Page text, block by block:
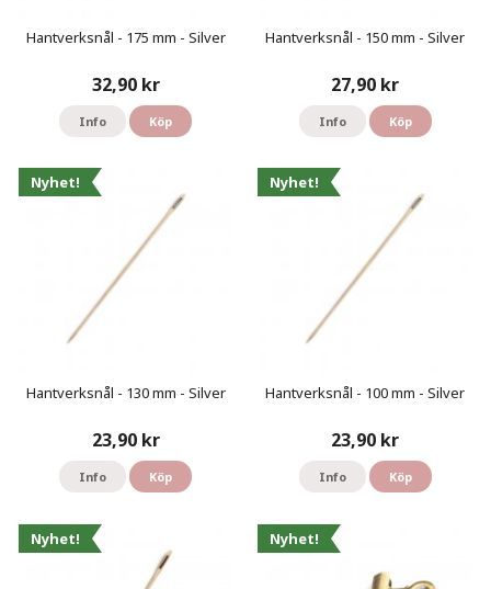
Hantverksnål - 175 mm - Silver
32,90 kr
Info Köp
Hantverksnål - 150 mm - Silver
27,90 kr
Info Köp
Nyhet!
Hantverksnål - 130 mm - Silver
23,90 kr
Info Köp
Nyhet!
Hantverksnål - 100 mm - Silver
23,90 kr
Info Köp
Nyhet! Nyhet!